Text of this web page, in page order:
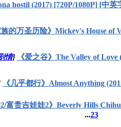
hostil (2017) [720P/1080P] [中英
族的万圣历险》Mickey's House of
情] 《爱之谷》The Valley of Love
《几乎都行》Almost Anything
富贵吉娃娃2》Beverly Hills
...23